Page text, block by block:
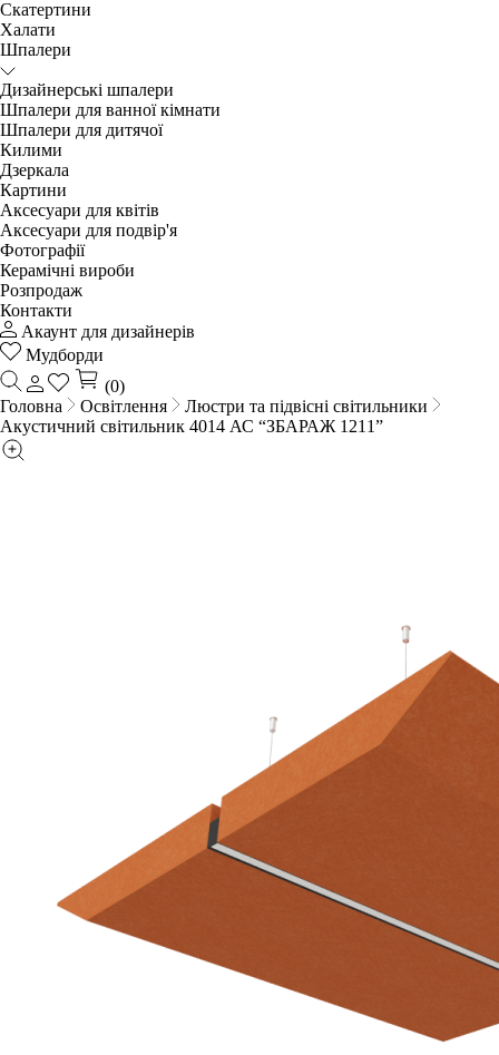
Скатертини
Халати
Шпалери
Дизайнерські шпалери
Шпалери для ванної кімнати
Шпалери для дитячої
Килими
Дзеркала
Картини
Аксесуари для квітів
Аксесуари для подвір'я
Фотографії
Керамічні вироби
Розпродаж
Контакти
Акаунт для дизайнерів
Мудборди
(0)
Головна
Освітлення
Люстри та підвісні світильники
Акустичний світильник 4014 АС “ЗБАРАЖ 1211”